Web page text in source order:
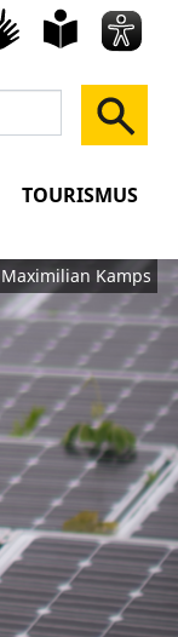
TOURISMUS
Maximilian Kamps